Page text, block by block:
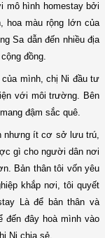
mô hình homestay bởi
hoa màu rộng lớn của
Sa dẫn đến nhiều địa
đồng.
mình, chị Ni đầu tư
với môi trường. Bên
đậm sắc quê.
nhưng ít cơ sở lưu trú,
gì cho người dân nơi
Bản thân tôi vốn yêu
khắp nơi, tôi quyết
Là để bản thân và
đến đây hoà mình vào
Ni chia sẻ.